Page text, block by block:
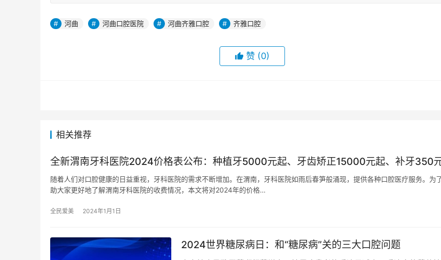
河曲 河曲口腔医院 河曲齐雅口腔 齐雅口腔
赞 (0)
相关推荐
全新渭南牙科医院2024价格表公布：种植牙5000元起、牙齿矫正15000元起、补牙350
随着人们对口腔健康的日益重视，牙科医院的需求不断增加。在渭南，牙科医院如雨后春笋般涌现，提供各种口腔医疗服务。为
助大家更好地了解渭南牙科医院的收费情况，本文将对2024年的价格…
全民爱美 2024年1月1日
2024世界糖尿病日：和“糖尿病”关的三大口腔问题